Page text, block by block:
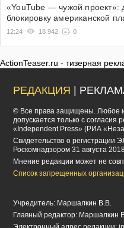
«YouTube — чужой проект»:
блокировку американской
12:24 18 942 0
ActionTeaser.ru - тизерная
РЕДАКЦИЯ |
© Все права защищены. Любое
допускается только с согласия
«Independent Press» (РИА
Cвидетельство о
Роскомнадзором 31 августа
Мнение редакции может не
Список запрещенных
Учредитель: Маршалкин В.В.
Главный редактор: Маршалкин